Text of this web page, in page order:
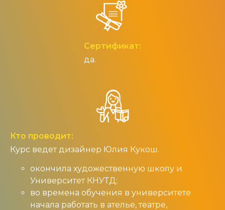
Сертификат:
да.
Кто проводит:
Курс ведет дизайнер Юлия Кукош.
окончила художественную школу и
Университет КНУТД;
во времена обучения в университете
начала работать в ателье, театре,